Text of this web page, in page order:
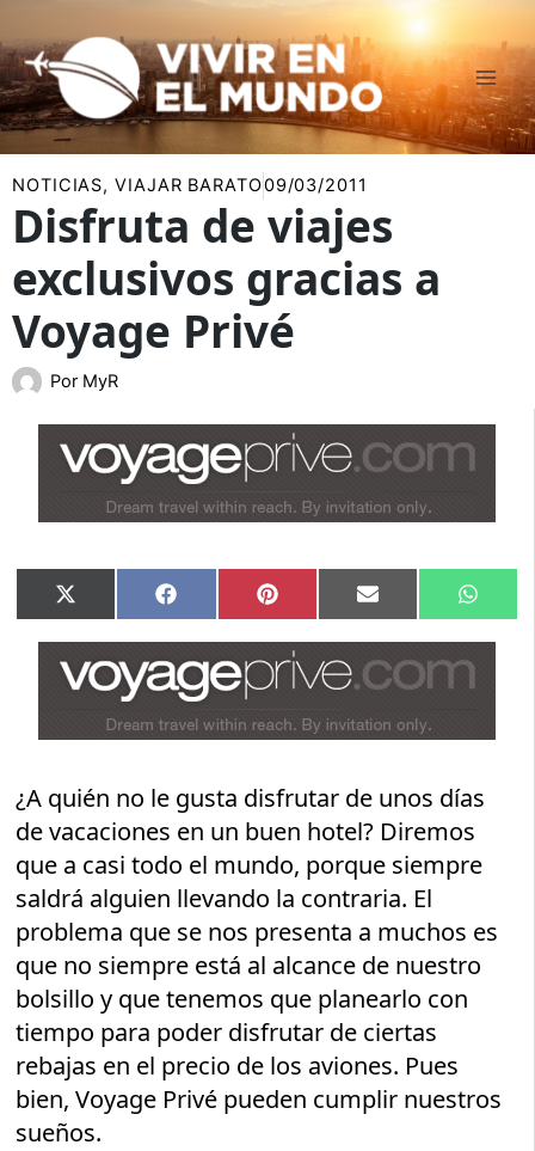
al
contenido
NOTICIAS,VIAJAR BARATO09/03/2011
Disfruta de viajes
exclusivos gracias a
Voyage Privé
Por MyR
Compartir
en
X
(Twitter)
Compartir
en
Facebook Compartir
en
Pinterest Compartir
en
Email
en
¿A quién no le gusta disfrutar de unos días
de vacaciones en un buen hotel? Diremos
que a casi todo el mundo, porque siempre
saldrá alguien llevando la contraria. El
problema que se nos presenta a muchos es
que no siempre está al alcance de nuestro
bolsillo y que tenemos que planearlo con
tiempo para poder disfrutar de ciertas
rebajas en el precio de los aviones. Pues
bien, Voyage Privé pueden cumplir nuestros
sueños.